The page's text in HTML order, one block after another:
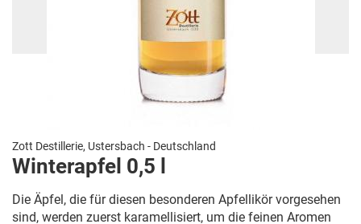
Zott Destillerie, Ustersbach - Deutschland
Winterapfel 0,5 l
Die Äpfel, die für diesen besonderen Apfellikör vorgesehen
sind, werden zuerst karamellisiert, um die feinen Aromen